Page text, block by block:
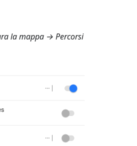
la mappa → Percorsi